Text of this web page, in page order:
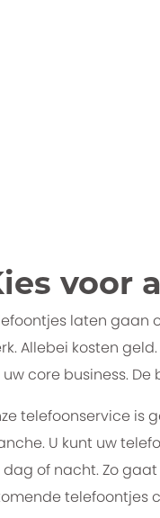
voor
laten gaan
Allebei kosten
core business.
telefoonservice is
U kunt uw
of nacht. Zo
telefoontjes